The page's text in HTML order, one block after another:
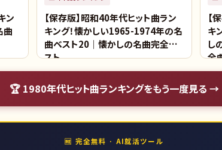
ン
曲
【保存版】昭和40年代ヒット曲ラン
キング！懐かしい1965-1974年の名
曲ベスト20｜懐かしの名曲完全リ
スト
【
キ
し
全
🏆 1980年代ヒット曲ランキングをもう一度見る →
🆓 完全無料 · AI就活ツール